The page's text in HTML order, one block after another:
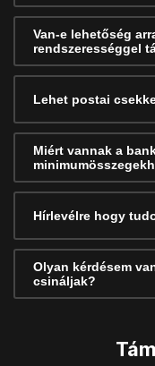
Van-e lehetőség
rendszerességgel
Lehet postai
Miért vannak a
Hírlevélre hogy
Olyan kérdésem
csináljak?